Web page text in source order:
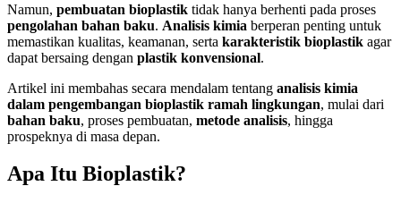
Namun, pembuatan bioplastik tidak hanya berhenti pada proses
pengolahan bahan baku. Analisis kimia berperan penting untuk
memastikan kualitas, keamanan, serta karakteristik bioplastik agar
dapat bersaing dengan plastik konvensional.
Artikel ini membahas secara mendalam tentang analisis kimia
dalam pengembangan bioplastik ramah lingkungan, mulai dari
bahan baku, proses pembuatan, metode analisis, hingga
prospeknya di masa depan.
Apa Itu Bioplastik?